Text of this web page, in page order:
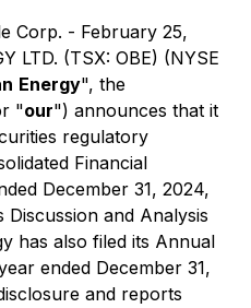
Corp. - February 25,
LTD. (TSX: OBE) (NYSE
Energy", the
"our") announces that it
regulatory
Financial
December 31, 2024,
and Analysis
has also filed its Annual
ended December 31,
and reports